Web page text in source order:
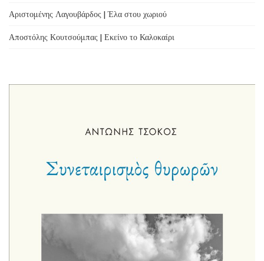
Αριστομένης Λαγουβάρδος | Έλα στου χωριού
Αποστόλης Κουτσούμπας | Εκείνο το Καλοκαίρι